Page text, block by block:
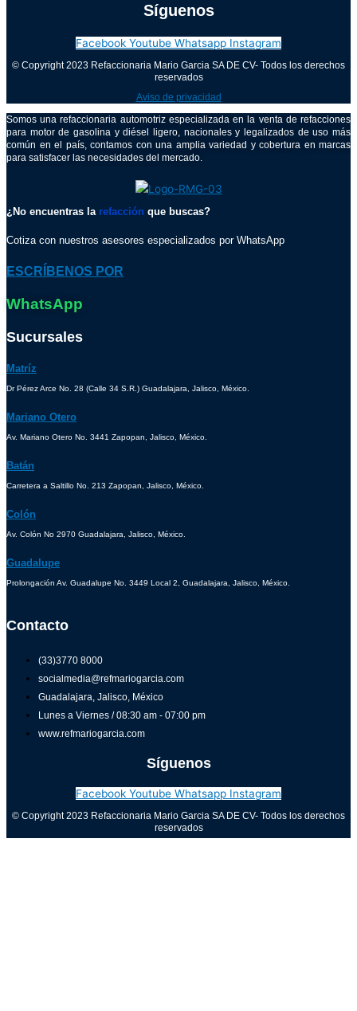
Síguenos
Facebook Youtube Whatsapp Instagram
© Copyright 2023 Refaccionaria Mario Garcia SA DE CV- Todos los derechos
reservados
Aviso de privacidad
Somos una refaccionaria automotriz especializada en la venta de refacciones
para motor de gasolina y diésel ligero, nacionales y legalizados de uso más
común en el país, contamos con una amplia variedad y cobertura en marcas
para satisfacer las necesidades del mercado.
¿No encuentras la refacción que buscas?
Cotiza con nuestros asesores especializados por WhatsApp
ESCRÍBENOS POR
WhatsApp
Sucursales
Matríz
Dr Pérez Arce No. 28 (Calle 34 S.R.) Guadalajara, Jalisco, México.
Mariano Otero
Av. Mariano Otero No. 3441 Zapopan, Jalisco, México.
Batán
Carretera a Saltillo No. 213 Zapopan, Jalisco, México.
Colón
Av. Colón No 2970 Guadalajara, Jalisco, México.
Guadalupe
Prolongación Av. Guadalupe No. 3449 Local 2, Guadalajara, Jalisco, México.
Contacto
(33)3770 8000
socialmedia@refmariogarcia.com
Guadalajara, Jalisco, México
Lunes a Viernes / 08:30 am - 07:00 pm
www.refmariogarcia.com
Síguenos
Facebook Youtube Whatsapp Instagram
© Copyright 2023 Refaccionaria Mario Garcia SA DE CV- Todos los derechos
reservados